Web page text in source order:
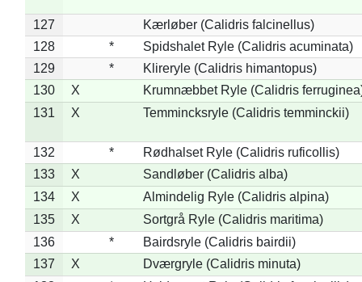
127
Kærløber (Calidris falcinellus)
128
*
Spidshalet Ryle (Calidris acuminata)
129
*
Klireryle (Calidris himantopus)
130
X
Krumnæbbet Ryle (Calidris
131
X Temmincksryle (Calidris temminckii)
132 *
Rødhalset Ryle (Calidris ruficollis)
133
X
Sandløber (Calidris alba)
134
X
Almindelig Ryle (Calidris alpina)
135
X
Sortgrå Ryle (Calidris maritima)
136
*
Bairdsryle (Calidris bairdii)
137
X
Dværgryle (Calidris minuta)